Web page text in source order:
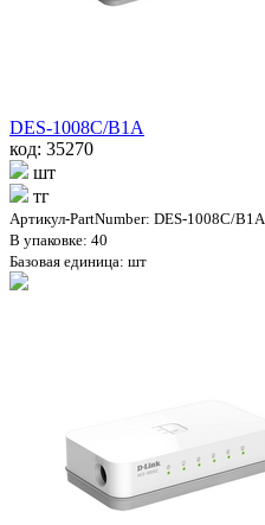
DES-1008C/B1A
код: 35270
шт
тг
Артикул-PartNumber: DES-1008C/B1A
В упаковке: 40
Базовая единица: шт